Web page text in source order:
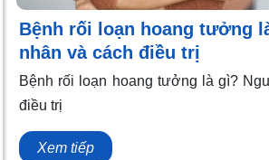
Bệnh rối loạn hoang tưởng
nhân và cách điều trị
Bệnh rối loạn hoang tưởng là gì?
điều trị
Xem tiếp